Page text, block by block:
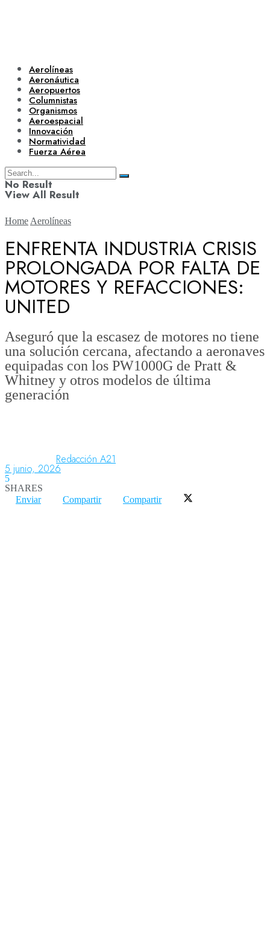
Aerolíneas
Aeronáutica
Aeropuertos
Columnistas
Organismos
Aeroespacial
Innovación
Normatividad
Fuerza Aérea
No Result
View All Result
Aerolíneas
Aeronáutica
Aeropuertos
Columnistas
Home Aerolíneas
ENFRENTA INDUSTRIA CRISIS
PROLONGADA POR FALTA DE
MOTORES Y REFACCIONES:
UNITED
Aseguró que la escasez de motores no tiene
una solución cercana, afectando a aeronaves
equipadas con los PW1000G de Pratt &
Whitney y otros modelos de última
generación
Redacción A21
5 junio, 2026
5
SHARES
Enviar
Compartir Compartir